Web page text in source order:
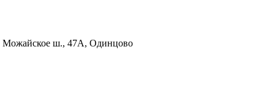
Можайское ш., 47А, Одинцово